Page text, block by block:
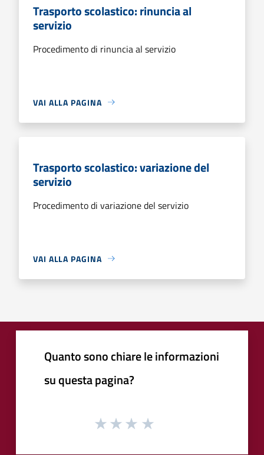
Trasporto scolastico: rinuncia al
servizio
Procedimento di rinuncia al servizio
VAI ALLA PAGINA
Trasporto scolastico: variazione del
servizio
Procedimento di variazione del servizio
VAI ALLA PAGINA
Quanto sono chiare le informazioni
su questa pagina?